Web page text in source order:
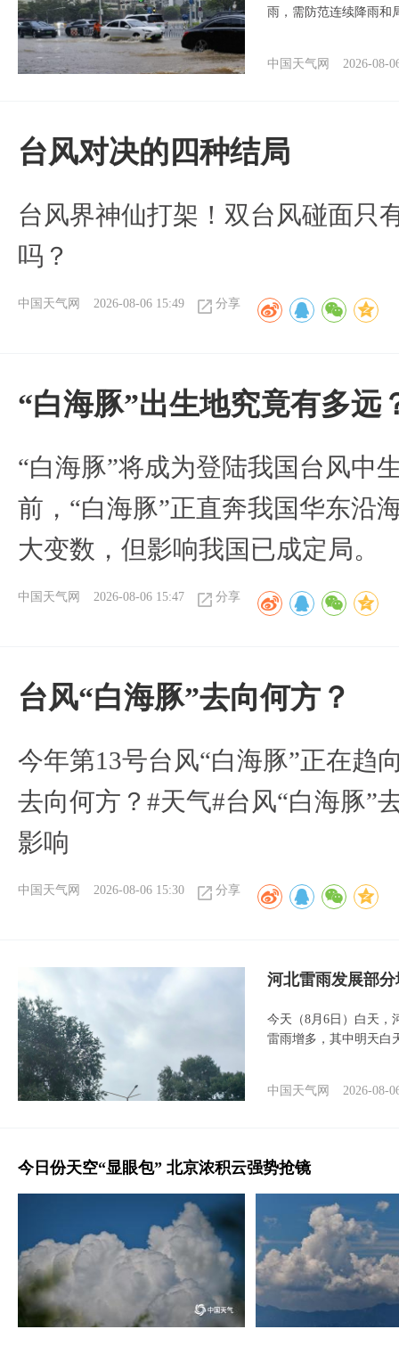
雨，需防范连续降雨和
中国天气网 2026-08-
台风对决的四种结局
台风界神仙打架！双台风碰面只
吗？
中国天气网 2026-08-06 15:49 分享
“白海豚”出生地究竟有多远
“白海豚”将成为登陆我国台风中
前，“白海豚”正直奔我国华东沿
大变数，但影响我国已成定局。
中国天气网 2026-08-06 15:47 分享
台风“白海豚”去向何方？
今年第13号台风“白海豚”正在趋
去向何方？#天气#台风“白海豚”
影响
中国天气网 2026-08-06 15:30 分享
河北雷雨发展部
今天（8月6日）白天，
雷雨增多，其中明天白
中国天气网 2026-08-
今日份天空“显眼包” 北京浓积云强势抢镜